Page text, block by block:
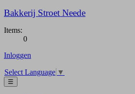
Bakkerij Stroet Neede
Items:
0
Inloggen
Select Language ▼
☰